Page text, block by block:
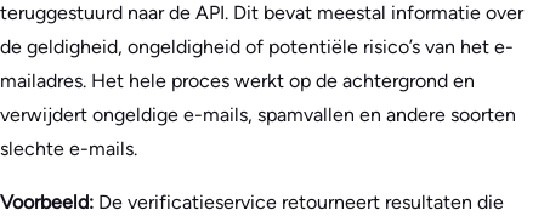
teruggestuurd naar de API. Dit bevat meestal informatie over
de geldigheid, ongeldigheid of potentiële risico’s van het e-
mailadres. Het hele proces werkt op de achtergrond en
verwijdert ongeldige e-mails, spamvallen en andere soorten
slechte e-mails.
Voorbeeld: De verificatieservice retourneert resultaten die